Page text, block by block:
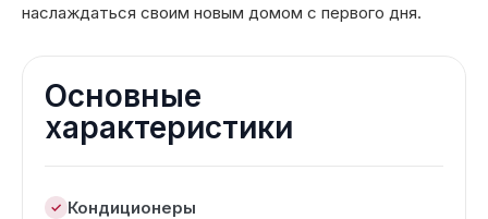
наслаждаться своим новым домом с первого дня.
Основные
характеристики
Кондиционеры